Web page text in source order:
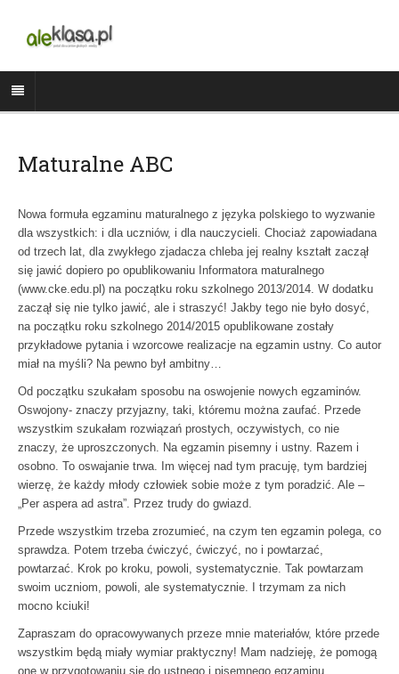
Maturalne ABC
Nowa formuła egzaminu maturalnego z języka polskiego to wyzwanie
dla wszystkich: i dla uczniów, i dla nauczycieli. Chociaż zapowiadana
od trzech lat, dla zwykłego zjadacza chleba jej realny kształt zaczął
się jawić dopiero po opublikowaniu Informatora maturalnego
(www.cke.edu.pl) na początku roku szkolnego 2013/2014. W dodatku
zaczął się nie tylko jawić, ale i straszyć! Jakby tego nie było dosyć,
na początku roku szkolnego 2014/2015 opublikowane zostały
przykładowe pytania i wzorcowe realizacje na egzamin ustny. Co autor
miał na myśli? Na pewno był ambitny…
Od początku szukałam sposobu na oswojenie nowych egzaminów.
Oswojony- znaczy przyjazny, taki, któremu można zaufać. Przede
wszystkim szukałam rozwiązań prostych, oczywistych, co nie
znaczy, że uproszczonych. Na egzamin pisemny i ustny. Razem i
osobno. To oswajanie trwa. Im więcej nad tym pracuję, tym bardziej
wierzę, że każdy młody człowiek sobie może z tym poradzić. Ale –
„Per aspera ad astra”. Przez trudy do gwiazd.
Przede wszystkim trzeba zrozumieć, na czym ten egzamin polega, co
sprawdza. Potem trzeba ćwiczyć, ćwiczyć, no i powtarzać,
powtarzać. Krok po kroku, powoli, systematycznie. Tak powtarzam
swoim uczniom, powoli, ale systematycznie. I trzymam za nich
mocno kciuki!
Zapraszam do opracowywanych przeze mnie materiałów, które przede
wszystkim będą miały wymiar praktyczny! Mam nadzieję, że pomogą
one w przygotowaniu się do ustnego i pisemnego egzaminu